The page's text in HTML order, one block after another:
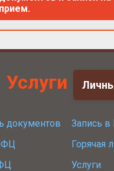
прием.
Услуги
документов
Запись
Горячая
Услуги